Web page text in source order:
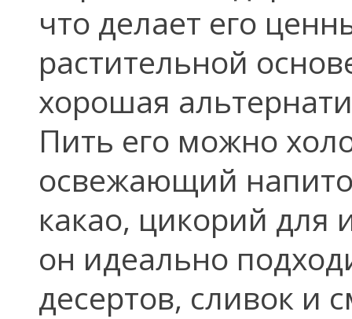
что делает его
растительной
хорошая
Пить его можно
освежающий
какао, цикорий для
он идеально
десертов, сливок и